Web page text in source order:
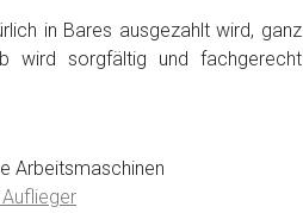
in Bares ausgezahlt wird, ganz
wird sorgfältig und fachgerecht
Arbeitsmaschinen